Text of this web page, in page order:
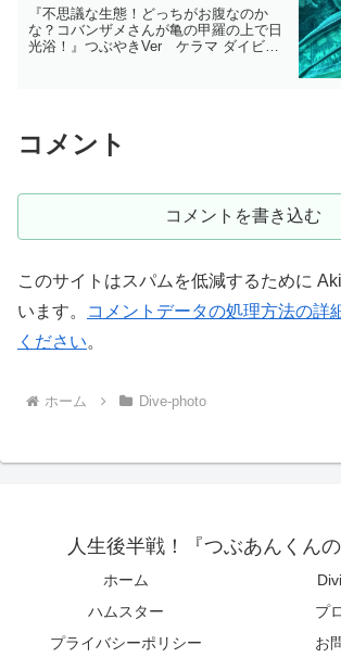
『不思議な生態！どっちがお腹なのか
な？コバンザメさんが亀の甲羅の上で日
光浴！』つぶやきVer ケラマ ダイビン
コメント
コメントを書き込む
このサイトはスパムを低減するために
います。
コメントデータの処理方法の詳
ください。
ホーム Dive-photo
人生後半戦！『つぶあんくんの
ホーム
ハムスター
プ
プライバシーポリシー
お